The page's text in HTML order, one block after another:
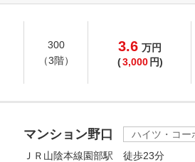
300
（3階）
3.6 万円
(3,000 円)
マンション野口
ハイツ・コー
ＪＲ山陰本線園部駅 徒歩23分